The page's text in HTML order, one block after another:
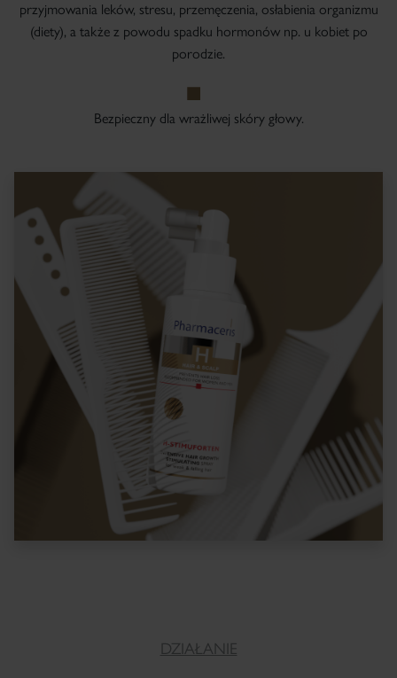
przyjmowania leków, stresu, przemęczenia, osłabienia organizmu
(diety), a także z powodu spadku hormonów np. u kobiet po
porodzie.
Bezpieczny dla wrażliwej skóry głowy.
DZIAŁANIE